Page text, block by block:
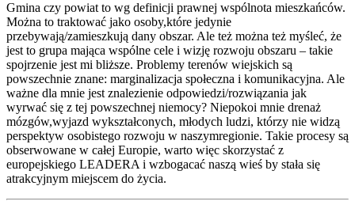
Gmina czy powiat to wg definicji prawnej wspólnota mieszkańców.
Można to traktować jako osoby,które jedynie
przebywają/zamieszkują dany obszar. Ale też można też myśleć, że
jest to grupa mająca wspólne cele i wizję rozwoju obszaru – takie
spojrzenie jest mi bliższe. Problemy terenów wiejskich są
powszechnie znane: marginalizacja społeczna i komunikacyjna. Ale
ważne dla mnie jest znalezienie odpowiedzi/rozwiązania jak
wyrwać się z tej powszechnej niemocy? Niepokoi mnie drenaż
mózgów,wyjazd wykształconych, młodych ludzi, którzy nie widzą
perspektyw osobistego rozwoju w naszymregionie. Takie procesy są
obserwowane w całej Europie, warto więc skorzystać z
europejskiego LEADERA i wzbogacać naszą wieś by stała się
atrakcyjnym miejscem do życia.